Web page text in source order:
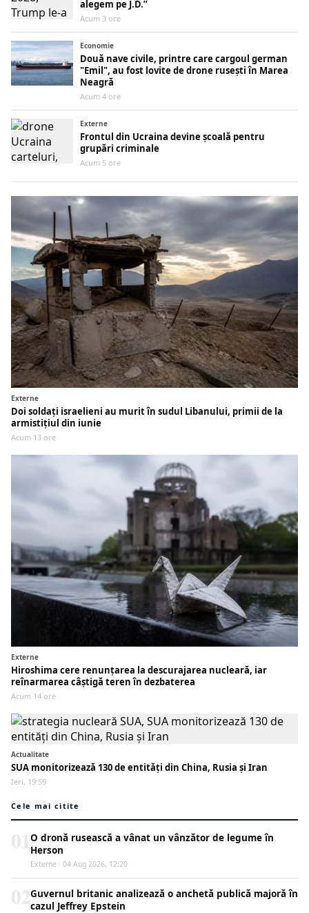
alegem pe J.D.”
Acum 3 ore
Economie
Două nave civile, printre care cargoul german
"Emil", au fost lovite de drone rusești în Marea
Neagră
Acum 4 ore
Externe
Frontul din Ucraina devine școală pentru
grupări criminale
Acum 5 ore
Externe
Doi soldați israelieni au murit în sudul Libanului, primii de la
armistițiul din iunie
Acum 13 ore
Externe
Hiroshima cere renunțarea la descurajarea nucleară, iar
reînarmarea câștigă teren în dezbaterea
Acum 14 ore
Actualitate
SUA monitorizează 130 de entități din China, Rusia și Iran
Ieri, 19:59
Cele mai citite
O dronă rusească a vânat un vânzător de legume în
Herson
Externe · 04 Aug 2026, 12:20
Guvernul britanic analizează o anchetă publică majoră în
cazul Jeffrey Epstein